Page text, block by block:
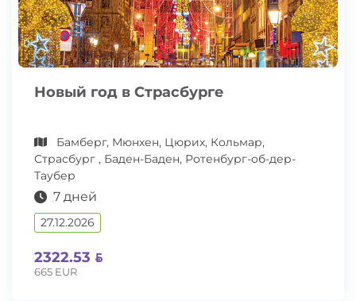
Новый год в Страсбурге
Бамберг, Мюнхен, Цюрих, Кольмар,
Страсбург , Баден-Баден, Ротенбург-об-дер-
Таубер
7 дней
27.12.2026
2322.53
665 EUR